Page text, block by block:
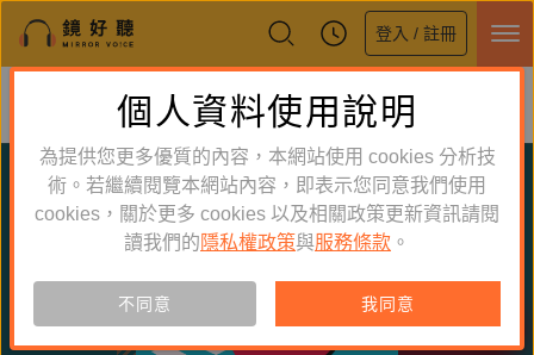
登入 / 註冊
鏡好聽全新APP上線
體驗全面升級，即刻下載
個人資料使用說明
為提供您更多優質的內容，本網站使用 cookies 分析技
術。若繼續閱覽本網站內容，即表示您同意我們使用
cookies，關於更多 cookies 以及相關政策更新資訊請閱
讀我們的 隱私權政策與服務條款 。
不同意 我同意